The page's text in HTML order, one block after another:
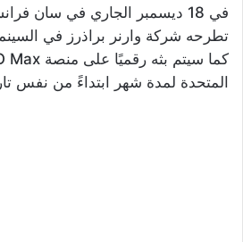
في 18 ديسمبر الجاري في سان
تطرحه شركة وارنر براذرز في
المتحدة لمدة شهر ابتداءً من نفس